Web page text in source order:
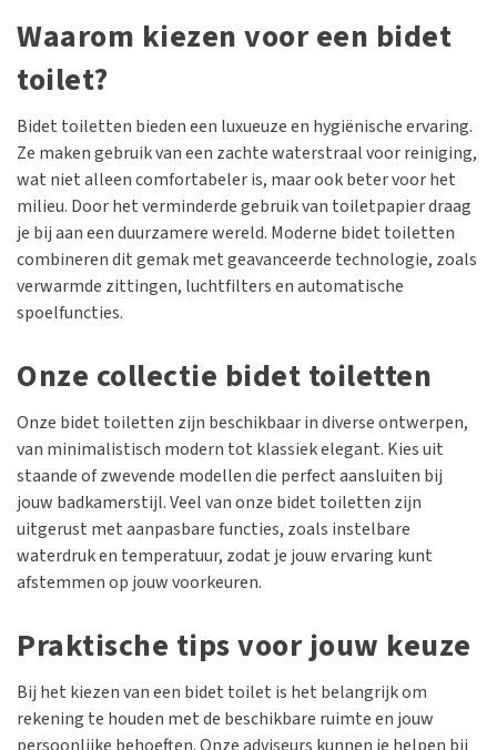
Waarom kiezen voor een bidet
toilet?
Bidet toiletten bieden een luxueuze en hygiënische ervaring.
Ze maken gebruik van een zachte waterstraal voor reiniging,
wat niet alleen comfortabeler is, maar ook beter voor het
milieu. Door het verminderde gebruik van toiletpapier draag
je bij aan een duurzamere wereld. Moderne bidet toiletten
combineren dit gemak met geavanceerde technologie, zoals
verwarmde zittingen, luchtfilters en automatische
spoelfuncties.
Onze collectie bidet toiletten
Onze bidet toiletten zijn beschikbaar in diverse ontwerpen,
van minimalistisch modern tot klassiek elegant. Kies uit
staande of zwevende modellen die perfect aansluiten bij
jouw badkamerstijl. Veel van onze bidet toiletten zijn
uitgerust met aanpasbare functies, zoals instelbare
waterdruk en temperatuur, zodat je jouw ervaring kunt
afstemmen op jouw voorkeuren.
Praktische tips voor jouw keuze
Bij het kiezen van een bidet toilet is het belangrijk om
rekening te houden met de beschikbare ruimte en jouw